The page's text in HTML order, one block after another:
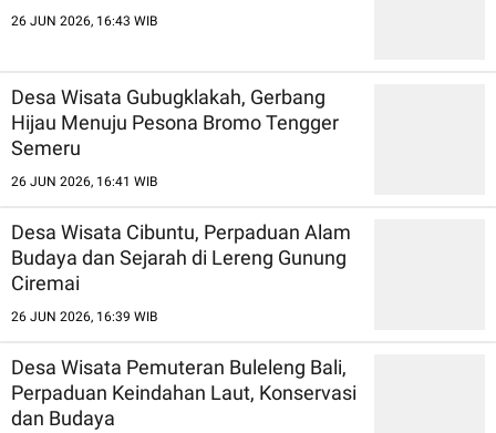
26 JUN 2026, 16:43 WIB
Desa Wisata Gubugklakah, Gerbang
Hijau Menuju Pesona Bromo Tengger
Semeru
26 JUN 2026, 16:41 WIB
Desa Wisata Cibuntu, Perpaduan Alam
Budaya dan Sejarah di Lereng Gunung
Ciremai
26 JUN 2026, 16:39 WIB
Desa Wisata Pemuteran Buleleng Bali,
Perpaduan Keindahan Laut, Konservasi
dan Budaya